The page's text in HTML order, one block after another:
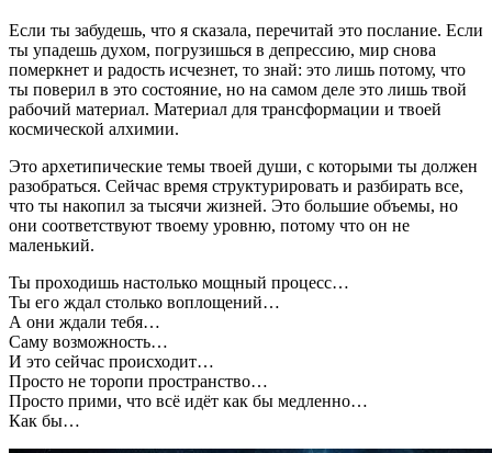
Если ты забудешь, что я сказала, перечитай это послание. Если
ты упадешь духом, погрузишься в депрессию, мир снова
померкнет и радость исчезнет, то знай: это лишь потому, что
ты поверил в это состояние, но на самом деле это лишь твой
рабочий материал. Материал для трансформации и твоей
космической алхимии.
Это архетипические темы твоей души, с которыми ты должен
разобраться. Сейчас время структурировать и разбирать все,
что ты накопил за тысячи жизней. Это большие объемы, но
они соответствуют твоему уровню, потому что он не
маленький.
Ты проходишь настолько мощный процесс…
Ты его ждал столько воплощений…
А они ждали тебя…
Саму возможность…
И это сейчас происходит…
Просто не торопи пространство…
Просто прими, что всё идёт как бы медленно…
Как бы…